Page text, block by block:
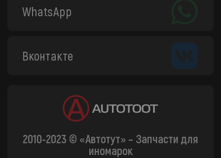
WhatsApp
Вконтакте
2010-2023 © «Автотут» – Запчасти для
иномарок